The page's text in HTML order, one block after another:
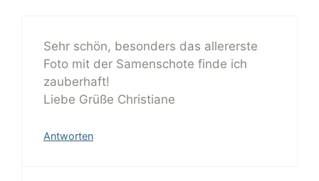
Sehr schön, besonders das allererste
Foto mit der Samenschote finde ich
zauberhaft!
Liebe Grüße Christiane
Antworten